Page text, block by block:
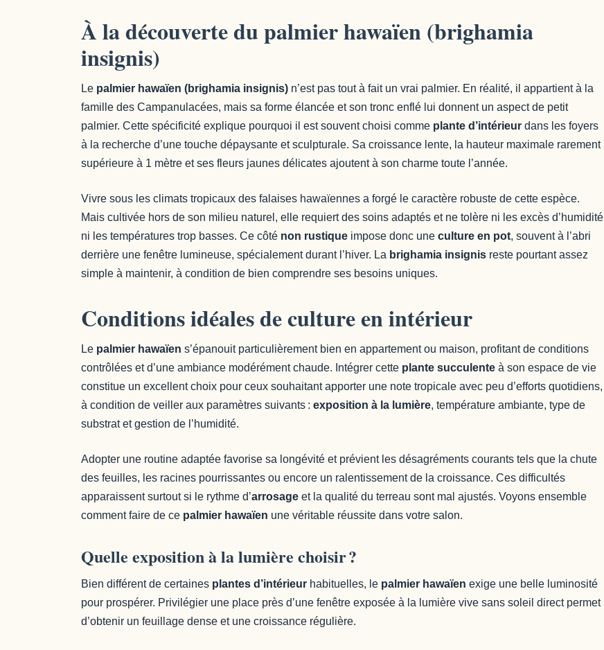
À la découverte du palmier hawaïen (brighamia
insignis)
Le palmier hawaïen (brighamia insignis) n’est pas tout à fait un vrai palmier. En réalité, il appartient à la
famille des Campanulacées, mais sa forme élancée et son tronc enflé lui donnent un aspect de petit
palmier. Cette spécificité explique pourquoi il est souvent choisi comme plante d’intérieur dans les foyers
à la recherche d’une touche dépaysante et sculpturale. Sa croissance lente, la hauteur maximale rarement
supérieure à 1 mètre et ses fleurs jaunes délicates ajoutent à son charme toute l’année.
Vivre sous les climats tropicaux des falaises hawaïennes a forgé le caractère robuste de cette espèce.
Mais cultivée hors de son milieu naturel, elle requiert des soins adaptés et ne tolère ni les excès d’humidité
ni les températures trop basses. Ce côté non rustique impose donc uneculture en pot, souvent à l’abri
derrière une fenêtre lumineuse, spécialement durant l’hiver. La brighamia insignis reste pourtant assez
simple à maintenir, à condition de bien comprendre ses besoins uniques.
Conditions idéales de culture en intérieur
Le palmier hawaïen s’épanouit particulièrement bien en appartement ou maison, profitant de conditions
contrôlées et d’une ambiance modérément chaude. Intégrer cette plante succulente à son espace de vie
constitue un excellent choix pour ceux souhaitant apporter une note tropicale avec peu d’efforts quotidiens,
à condition de veiller aux paramètres suivants :exposition à la lumière, température ambiante, type de
substrat et gestion de l’humidité.
Adopter une routine adaptée favorise sa longévité et prévient les désagréments courants tels que la chute
des feuilles, les racines pourrissantes ou encore un ralentissement de la croissance. Ces difficultés
apparaissent surtout si le rythme d’arrosage et la qualité du terreau sont mal ajustés. Voyons ensemble
comment faire de ce palmier hawaïen une véritable réussite dans votre salon.
Quelle exposition à la lumière choisir ?
Bien différent de certaines plantes d’intérieur habituelles, le palmier hawaïen exige une belle luminosité
pour prospérer. Privilégier une place près d’une fenêtre exposée à la lumière vive sans soleil direct permet
d’obtenir un feuillage dense et une croissance régulière.